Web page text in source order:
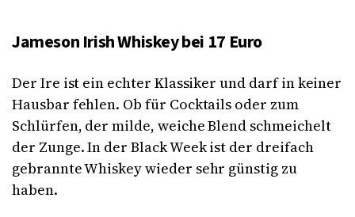
Jameson Irish Whiskey bei 17 Euro
Der Ire ist ein echter Klassiker und darf in keiner
Hausbar fehlen. Ob für Cocktails oder zum
Schlürfen, der milde, weiche Blend schmeichelt
der Zunge. In der Black Week ist der dreifach
gebrannte Whiskey wieder sehr günstig zu
haben.